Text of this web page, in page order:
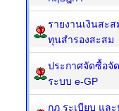
รายงานเงินสะส
ทุนสำรองสะสม
ประกาศจัดซื้อจั
ระบบ e-GP
กฎ ระเบียบ แล